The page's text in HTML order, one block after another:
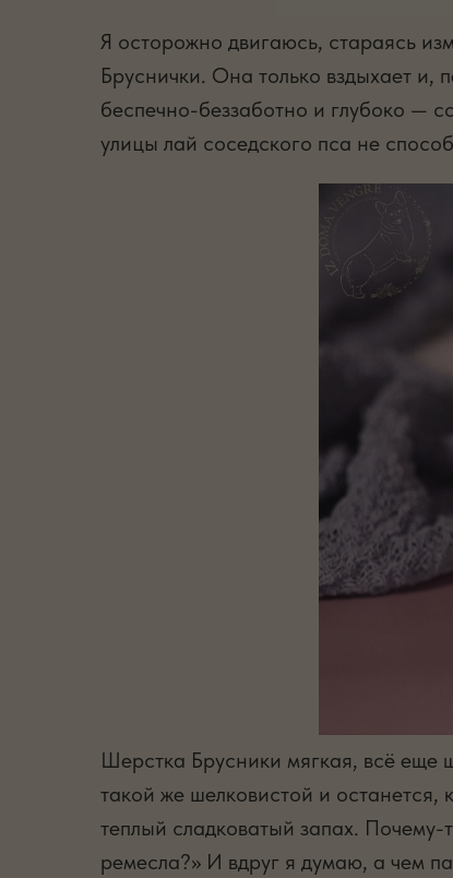
Я осторожно двигаюсь, стараясь
Бруснички. Она только вздыхает и,
беспечно-беззаботно и глубоко —
улицы лай соседского пса не
Шерстка Брусники мягкая, всё еще
такой же шелковистой и останется,
теплый сладковатый запах. Почему-
ремесла?» И вдруг я думаю, а чем